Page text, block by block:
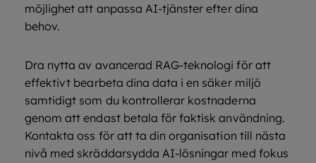
möjlighet att anpassa AI-tjänster efter dina
behov.
Dra nytta av avancerad RAG-teknologi för att
effektivt bearbeta dina data i en säker miljö
samtidigt som du kontrollerar kostnaderna
genom att endast betala för faktisk användning.
Kontakta oss för att ta din organisation till nästa
nivå med skräddarsydda AI-lösningar med fokus